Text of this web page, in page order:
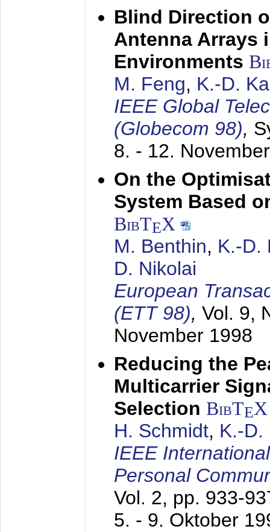
Blind Direction
Antenna Arrays
Environments
M. Feng, K.-D.
IEEE Global
(Globecom 98),
8. - 12.
On the
System Based
BibTEX
M. Benthin, K.-D.
D. Nikolai
European
(ETT 98), Vol. 9,
November 1998
Reducing the
Multicarrier
Selection BibTEX
H. Schmidt, K.-D.
IEEE
Personal
Vol. 2, pp. 933-
5. - 9. Oktober